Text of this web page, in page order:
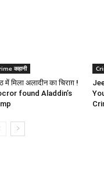
कहानी
में मिला अलादीन का चिराग़ !
found Aladdin’s